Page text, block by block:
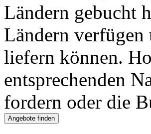
Ländern gebucht
Ländern verfügen
liefern können.
entsprechenden
fordern oder die